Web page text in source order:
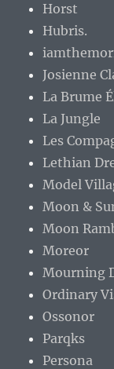
Horst
Hubris.
Josienne
La Brume
La Jungle
Les
Lethian
Model
Moon &
Moon
Moreor
Mourning
Ordinary
Ossonor
Parqks
Persona